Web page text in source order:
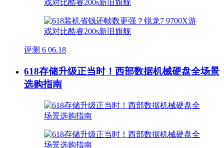
评测 6 06.18
618存储升级正当时！西部数据机械硬盘全场景
选购指南